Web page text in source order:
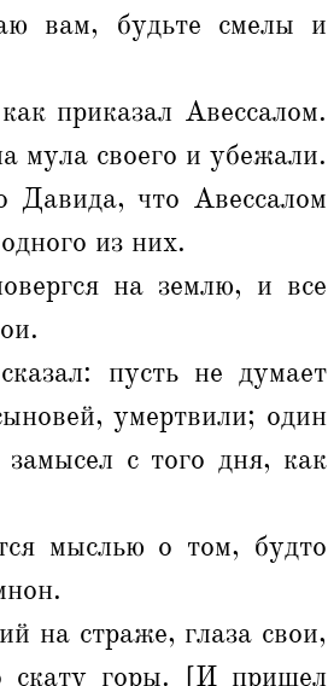
вам, будьте смелы и
приказал Авессалом.
мула своего и убежали.
что Авессалом
из них.
на землю, и все
пусть не думает
умертвили; один
с того дня, как
мыслью о том, будто
на страже, глаза свои,
скату горы. [И пришел